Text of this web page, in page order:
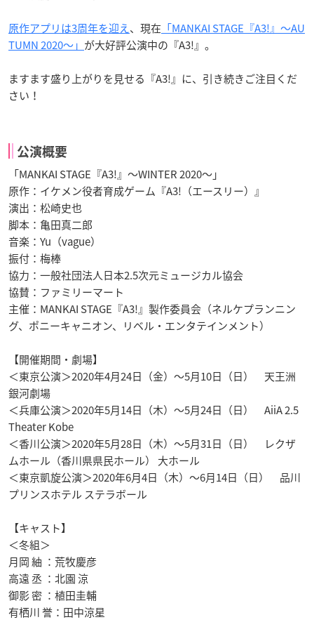
原作アプリは3周年を迎え、現在 「MANKAI STAGE『A3!』～AU
TUMN 2020～」 が大好評公演中の『A3!』。
ますます盛り上がりを見せる『A3!』に、引き続きご注目くだ
さい！
公演概要
「MANKAI STAGE『A3!』～WINTER 2020～」
原作：イケメン役者育成ゲーム『A3!（エースリー）』
演出：松崎史也
脚本：亀田真二郎
音楽：Yu（vague）
振付：梅棒
協力：一般社団法人日本2.5次元ミュージカル協会
協賛：ファミリーマート
主催：MANKAI STAGE『A3!』製作委員会（ネルケプランニン
グ、ポニーキャニオン、リベル・エンタテインメント）
【開催期間・劇場】
＜東京公演＞2020年4月24日（金）～5月10日（日） 天王洲
銀河劇場
＜兵庫公演＞2020年5月14日（木）～5月24日（日） AiiA 2.5
Theater Kobe
＜香川公演＞2020年5月28日（木）～5月31日（日） レクザ
ムホール（香川県県民ホール） 大ホール
＜東京凱旋公演＞2020年6月4日（木）～6月14日（日） 品川
プリンスホテル ステラボール
【キャスト】
＜冬組＞
月岡 紬 ：荒牧慶彦
高遠 丞 ：北園 涼
御影 密 ：植田圭輔
有栖川 誉：田中涼星